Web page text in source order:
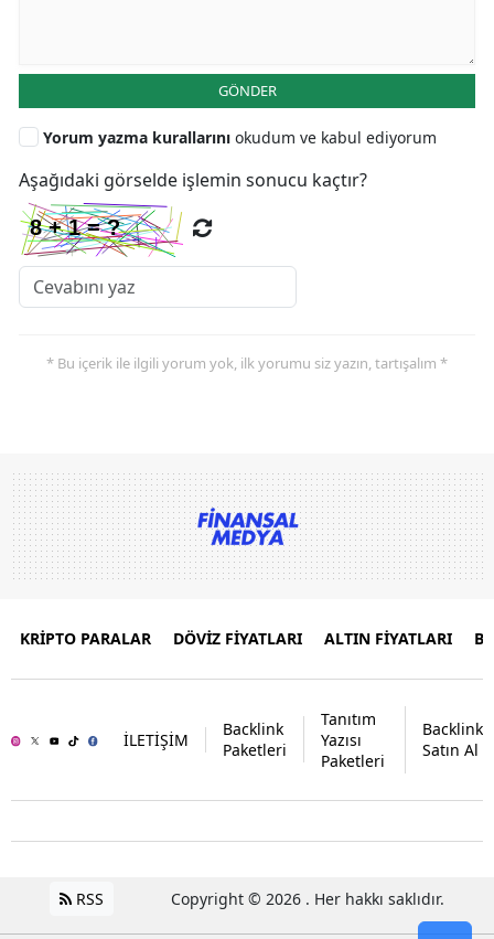
GÖNDER
Yorum yazma kurallarını okudum ve kabul ediyorum
Aşağıdaki görselde işlemin sonucu kaçtır?
* Bu içerik ile ilgili yorum yok, ilk yorumu siz yazın, tartışalım *
KRİPTO PARALAR DÖVİZ FİYATLARI ALTIN FİYATLARI
İLETİŞİM
Backlink
Paketleri
Tanıtım
Yazısı
Paketleri
Backlink
Satın Al
RSS Copyright © 2026 . Her hakkı saklıdır.